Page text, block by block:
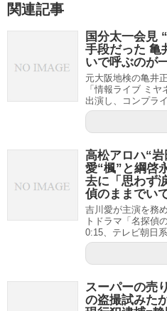
関連記事
国分太一会見
手段だった 亀
いで呼ぶのが
元大阪地検の亀井
「情報ライブ ミ
出演し、コンプラ
高松アロハ“岩
愛“楓”と綱啓
去に「思わず
偵のままでい
吉川愛が主演を務
トドラマ「名探偵
0:15、テレビ朝日
スーパーの売
の盗撮試みた